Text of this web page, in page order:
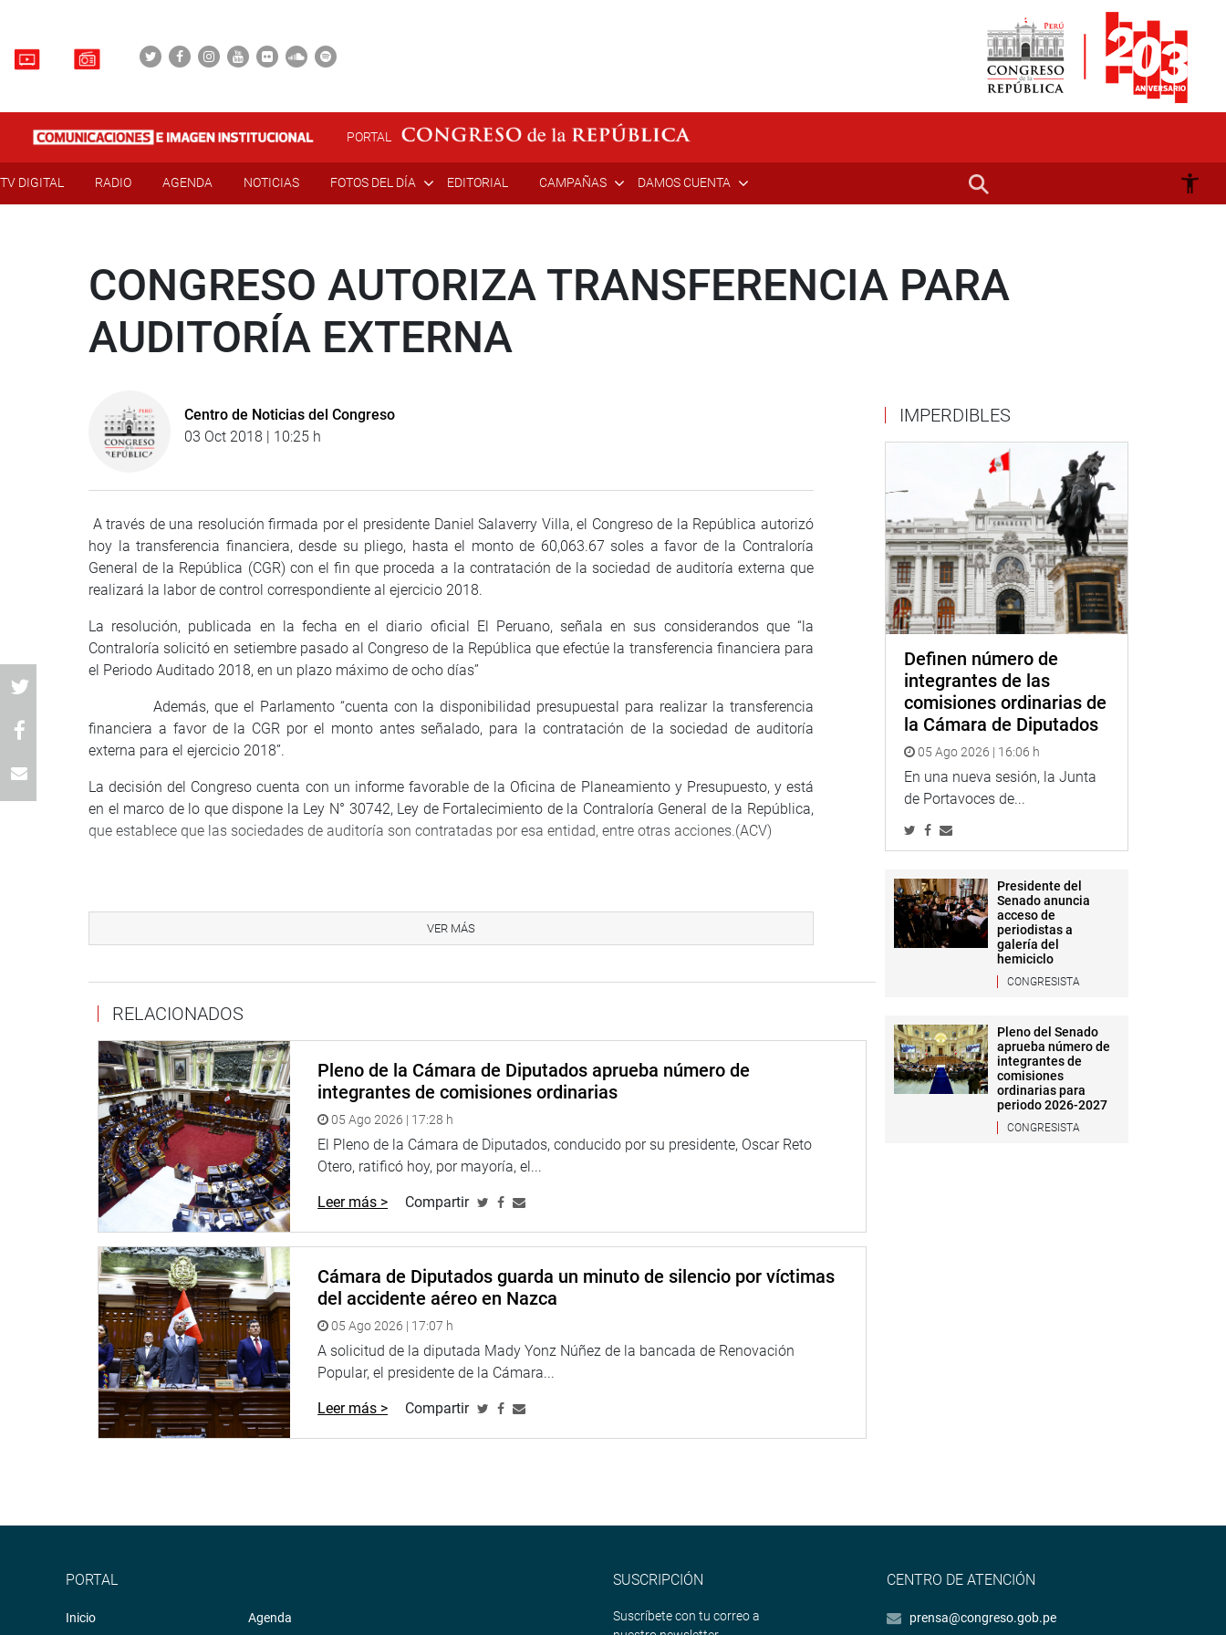
PORTAL
TV DIGITAL RADIO AGENDA NOTICIAS FOTOS DEL DÍA EDITORIAL CAMPAÑAS DAMOS CUENTA
CONGRESO AUTORIZA TRANSFERENCIA PARA
AUDITORÍA EXTERNA
Centro de Noticias del Congreso
03 Oct 2018 | 10:25 h
A través de una resolución firmada por el presidente Daniel Salaverry Villa, el Congreso de la República autorizó
hoy la transferencia financiera, desde su pliego, hasta el monto de 60,063.67 soles a favor de la Contraloría
General de la República (CGR) con el fin que proceda a la contratación de la sociedad de auditoría externa que
realizará la labor de control correspondiente al ejercicio 2018.
La resolución, publicada en la fecha en el diario oficial El Peruano, señala en sus considerandos que “la
Contraloría solicitó en setiembre pasado al Congreso de la República que efectúe la transferencia financiera para
el Periodo Auditado 2018, en un plazo máximo de ocho días”
Además, que el Parlamento “cuenta con la disponibilidad presupuestal para realizar la transferencia
financiera a favor de la CGR por el monto antes señalado, para la contratación de la sociedad de auditoría
externa para el ejercicio 2018”.
La decisión del Congreso cuenta con un informe favorable de la Oficina de Planeamiento y Presupuesto, y está
en el marco de lo que dispone la Ley N° 30742, Ley de Fortalecimiento de la Contraloría General de la República,
que establece que las sociedades de auditoría son contratadas por esa entidad, entre otras acciones.(ACV)
CENTRO DE NOTICIAS
PRENSA-CONGRESO 3-10-2018
Puede encontrar más información en nuestra página web y redes sociales.
Heraldo goo.gl/Ty5Tto
Portal: http://www.congreso.gob.pe/
Facebook:https://goo.gl/s5t7XN
Twitter:https://goo.gl/iMywRR
YouTube: https://goo.gl/VBXBNk
Radio:goo.gl/hMwTg1
fotografia.congreso.gob.pe
VER MÁS
RELACIONADOS
Pleno de la Cámara de Diputados aprueba número de
integrantes de comisiones ordinarias
05 Ago 2026 | 17:28 h
El Pleno de la Cámara de Diputados, conducido por su presidente, Oscar Reto
Otero, ratificó hoy, por mayoría, el...
Leer más > Compartir
Cámara de Diputados guarda un minuto de silencio por víctimas
del accidente aéreo en Nazca
05 Ago 2026 | 17:07 h
A solicitud de la diputada Mady Yonz Núñez de la bancada de Renovación
Popular, el presidente de la Cámara...
Leer más > Compartir
IMPERDIBLES
Definen número de
integrantes de las
comisiones ordinarias de
la Cámara de Diputados
05 Ago 2026 | 16:06 h
En una nueva sesión, la Junta
de Portavoces de...
Presidente del
Senado anuncia
acceso de
periodistas a
galería del
hemiciclo
CONGRESISTA
Pleno del Senado
aprueba número de
integrantes de
comisiones
ordinarias para
periodo 2026-2027
CONGRESISTA
PORTAL
Inicio Agenda
SUSCRIPCIÓN
Suscríbete con tu correo a
CENTRO DE ATENCIÓN
prensa@congreso.gob.pe